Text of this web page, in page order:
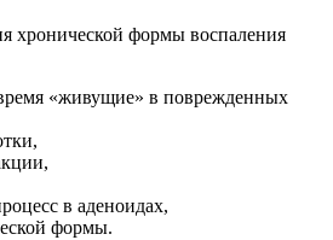
хронической формы воспаления
«живущие» в поврежденных
в аденоидах,
формы.